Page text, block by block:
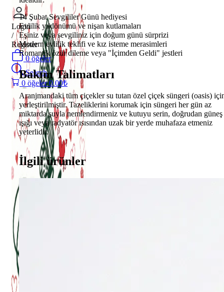
Login
/
Register
0öğeler
Search
0 öğeler 0.00₺
14 Şubat Sevgililer Günü hediyesi
Evlilik yıldönümü ve nişan kutlamaları
Eşiniz veya sevgiliniz için doğum günü sürprizi
Modern evlilik teklifi ve kız isteme merasimleri
Romantik özür dileme veya "İçimden Geldi" jestleri
Bakım Talimatları
Aranjmandaki tüm çiçekler su tutan özel çiçek süngeri (oasis)
yerleştirilmiştir. Tazeliklerini korumak için süngeri her gün az
miktarda suyla nemlendirmeniz ve kutuyu serin, doğrudan güneş
ışığı veya radyatör ısısından uzak bir yerde muhafaza etmeniz
yeterlidir.
İlgili ürünler